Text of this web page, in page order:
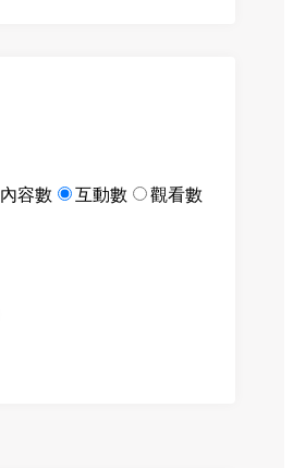
內容數 互動數 觀看數